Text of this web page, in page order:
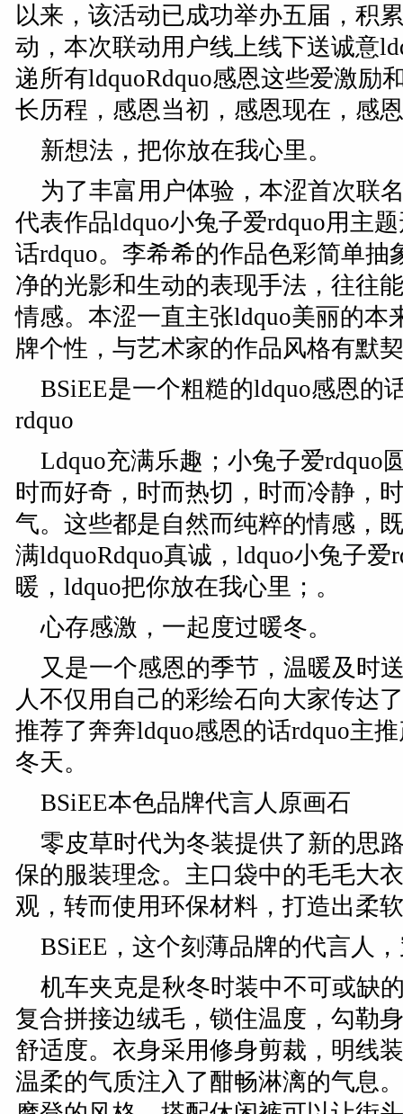
以来，该活动已成功举办五届，积
动，本次联动用户线上线下送诚意
递所有ldquoRdquo感恩这些爱激励
长历程，感恩当初，感恩现在，感
新想法，把你放在我心里。
为了丰富用户体验，本涩首次联
代表作品ldquo小兔子爱rdquo用主
话rdquo。李希希的作品色彩简单
净的光影和生动的表现手法，往往
情感。本涩一直主张ldquo美丽的本
牌个性，与艺术家的作品风格有默
BSiEE是一个粗糙的ldquo感恩的
rdquo
Ldquo充满乐趣；小兔子爱rdquo
时而好奇，时而热切，时而冷静，
气。这些都是自然而纯粹的情感，
满ldquoRdquo真诚，ldquo小兔子
暖，ldquo把你放在我心里；。
心存感激，一起度过暖冬。
又是一个感恩的季节，温暖及时
人不仅用自己的彩绘石向大家传达
推荐了奔奔ldquo感恩的话rdquo主
冬天。
BSiEE本色品牌代言人原画石
零皮草时代为冬装提供了新的思
保的服装理念。主口袋中的毛毛大
观，转而使用环保材料，打造出柔
BSiEE，这个刻薄品牌的代言人
机车夹克是秋冬时装中不可或缺
复合拼接边绒毛，锁住温度，勾勒
舒适度。衣身采用修身剪裁，明线
温柔的气质注入了酣畅淋漓的气息